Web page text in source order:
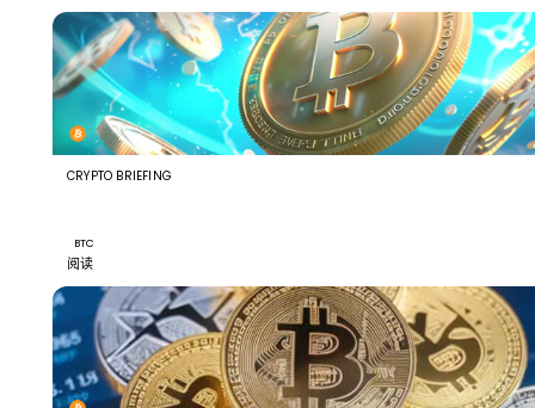
CRYPTO BRIEFING
BTC
阅读